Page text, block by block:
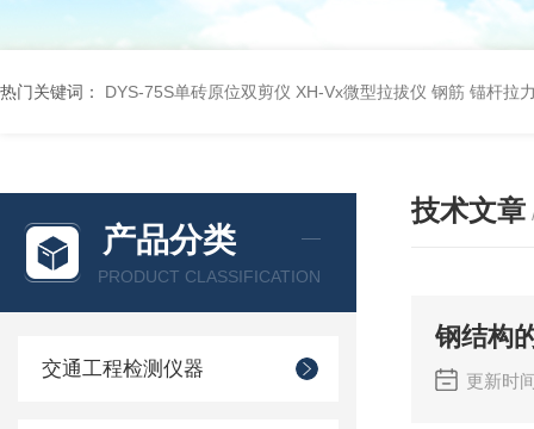
热门关键词： DYS-75S单砖原位双剪仪 XH-Vx微型拉拔仪 钢筋 锚杆拉
产品分类
PRODUCT CLASSIFICATION
交通工程检测仪器
技术文章
钢结构
更新时